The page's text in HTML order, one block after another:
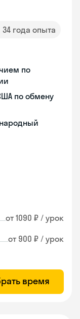
34 года опыта
по
по обмену
от 1090 ₽ / урок
от 900 ₽ / урок
время